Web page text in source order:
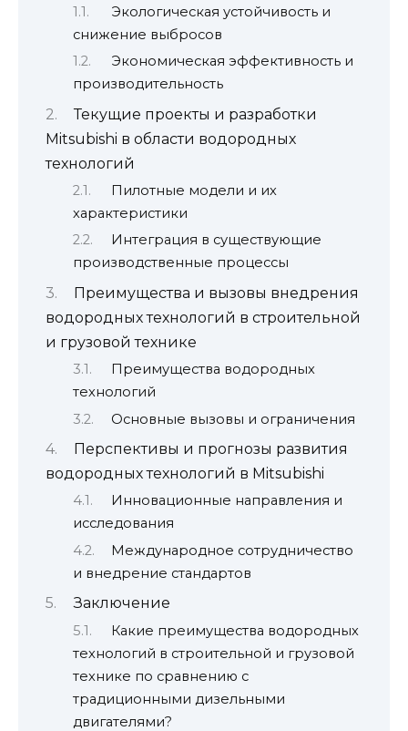
Экологическая устойчивость и
снижение выбросов
Экономическая эффективность и
производительность
Текущие проекты и разработки
Mitsubishi в области водородных
технологий
Пилотные модели и их
характеристики
Интеграция в существующие
производственные процессы
Преимущества и вызовы внедрения
водородных технологий в строительной
и грузовой технике
Преимущества водородных
технологий
Основные вызовы и ограничения
Перспективы и прогнозы развития
водородных технологий в Mitsubishi
Инновационные направления и
исследования
Международное сотрудничество
и внедрение стандартов
Заключение
Какие преимущества водородных
технологий в строительной и грузовой
технике по сравнению с
традиционными дизельными
двигателями?